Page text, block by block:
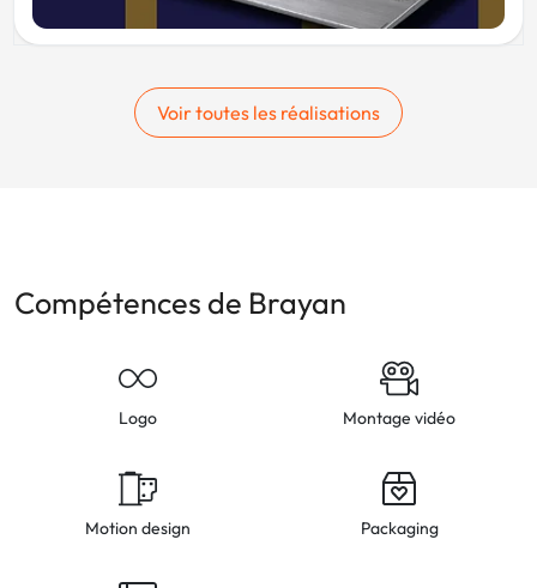
Voir toutes les réalisations
Compétences de Brayan
Logo Montage vidéo
Motion design Packaging